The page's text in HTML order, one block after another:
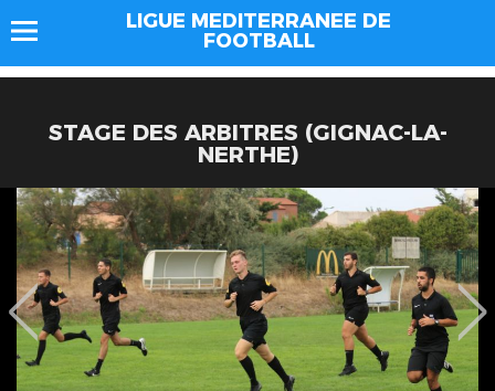
LIGUE MEDITERRANEE DE
FOOTBALL
STAGE DES ARBITRES (GIGNAC-LA-
NERTHE)